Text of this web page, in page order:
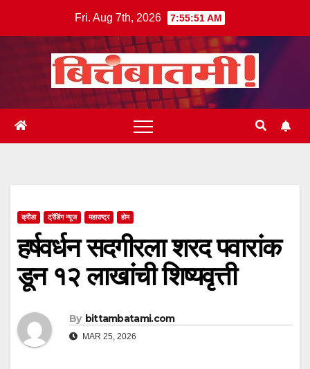
Fri. Aug 7th, 2026 7:55:51 AM
क्रीडा ट्रेंडिंग न्यूज महाराष्ट्र होम
हर्षवर्धन सदगीरला शरद पवारांक
डून १२ लाखांची शिष्यवृत्ती
By bittambatami.com
MAR 25, 2026